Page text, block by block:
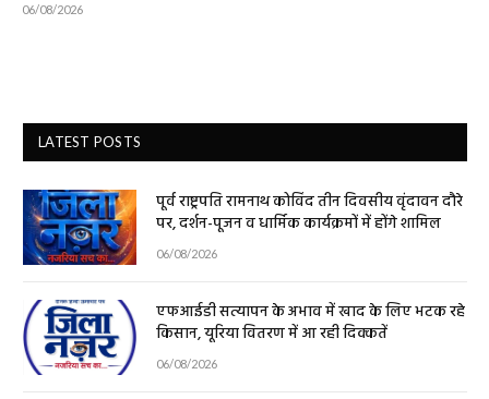
06/08/2026
LATEST POSTS
पूर्व राष्ट्रपति रामनाथ कोविंद तीन दिवसीय वृंदावन दौरे
पर, दर्शन-पूजन व धार्मिक कार्यक्रमों में होंगे शामिल
06/08/2026
एफआईडी सत्यापन के अभाव में खाद के लिए भटक रहे
किसान, यूरिया वितरण में आ रही दिक्कतें
06/08/2026